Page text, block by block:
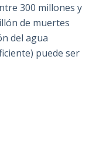
300 millones y
de muertes
del agua
puede ser